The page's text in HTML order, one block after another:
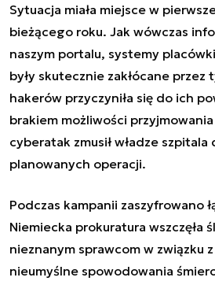
Sytuacja miała miejsce w
bieżącego roku. Jak wówczas
naszym portalu, systemy
były skutecznie zakłócane przez
hakerów przyczyniła się do ich
brakiem możliwości
cyberatak zmusił władze
planowanych operacji.
Podczas kampanii zaszyfrowano
Niemiecka prokuratura wszczęła
nieznanym sprawcom w związku
nieumyślne spowodowania